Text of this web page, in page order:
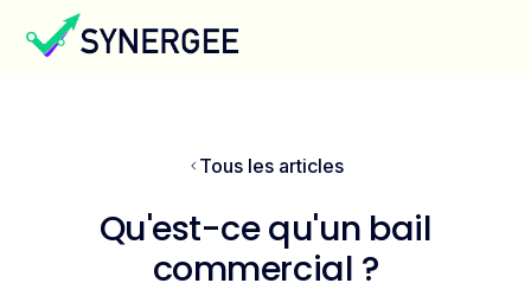
Tous les articles
Qu'est-ce qu'un bail
commercial ?